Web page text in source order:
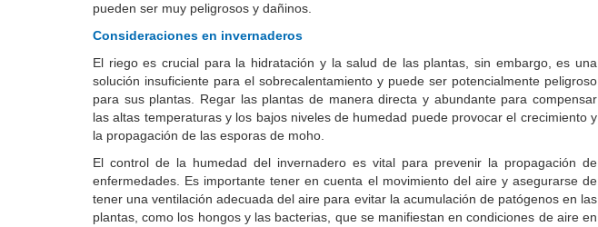
pueden ser muy peligrosos y dañinos.
Consideraciones en invernaderos
El riego es crucial para la hidratación y la salud de las plantas, sin embargo, es una
solución insuficiente para el sobrecalentamiento y puede ser potencialmente peligroso
para sus plantas. Regar las plantas de manera directa y abundante para compensar
las altas temperaturas y los bajos niveles de humedad puede provocar el crecimiento y
la propagación de las esporas de moho.
El control de la humedad del invernadero es vital para prevenir la propagación de
enfermedades. Es importante tener en cuenta el movimiento del aire y asegurarse de
tener una ventilación adecuada del aire para evitar la acumulación de patógenos en las
plantas, como los hongos y las bacterias, que se manifiestan en condiciones de aire en